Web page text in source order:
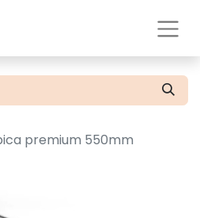
premium 550mm